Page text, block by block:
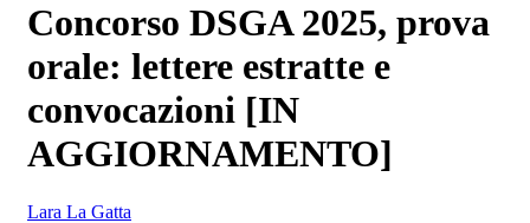
Concorso DSGA 2025, prova
orale: lettere estratte e
convocazioni [IN
AGGIORNAMENTO]
Lara La Gatta